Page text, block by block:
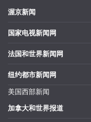
渥京新闻
国家电视新闻网
法国和世界新闻网
纽约都市新闻网
美国西部新闻
加拿大和世界报道